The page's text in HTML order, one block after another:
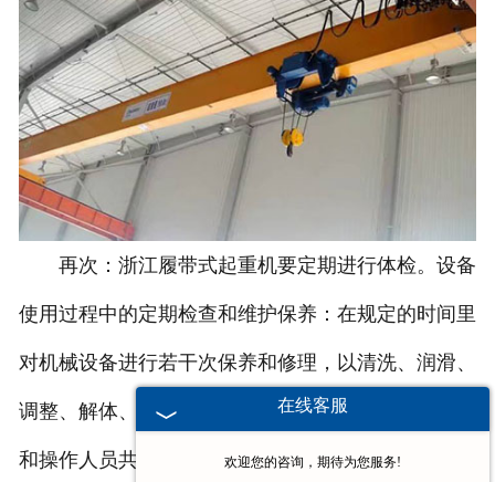
再次：浙江履带式起重机要定期进行体检。设备
使用过程中的定期检查和维护保养：在规定的时间里
对机械设备进行若干次保养和修理，以清洗、润滑、
调整、解体、检修为中心内容进行。一般由维修人员
和操作人员共同来完成。
在线客服
欢迎您的咨询，期待为您服务!